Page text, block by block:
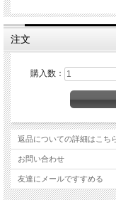
【特徴】
・使いやすい分割タイプ
・内容量45g
・寺院法要やご家庭のお勤め
・記念品や贈答品にもおす
自然が長い年月をかけて育
「割」はお茶席で使用する
桐箱 多当紙入
発送の目安：ご注文確認後7
注文
購入数：
返品についての詳細はこち
お問い合わせ
友達にメールですすめる